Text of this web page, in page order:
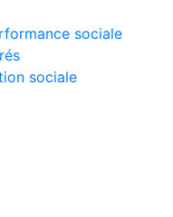
sociale
sociale